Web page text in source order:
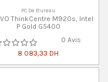
PC De Bureau
ThinkCentre M920s, Intel
P Gold G5400
0 Avis
8 083,33 DH